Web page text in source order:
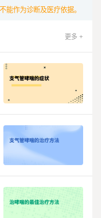
断。
的症状，就是病人
气、过敏原，过度
触异味之后出现。
病人检查时候，发
困难，并且能够听
现。
一项是气道激发试
金标准。
能作为诊断及医疗依据。
更多 +